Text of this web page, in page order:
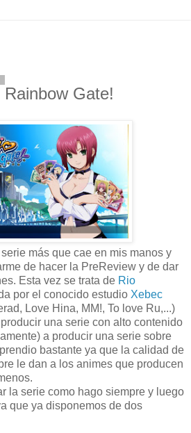
Gate!
más que cae en mis manos y
de hacer la PreReview y de dar
Esta vez se trata de Rio
por el conocido estudio Xebec
Love Hina, MM!, To love Ru,...)
una serie con alto contenido
a producir una serie sobre
bastante ya que la calidad de
le dan a los animes que producen
la serie como hago siempre y luego
que ya disponemos de dos